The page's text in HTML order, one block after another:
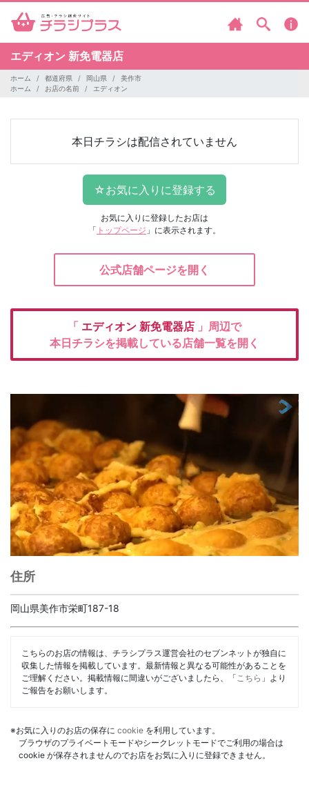
エディオン 新免電器店
ホーム 都道府県 岡山県
美作市
ホーム
お店の名前 エディオン
本日チラシは配信されていません
お気に入りに登録したお店は
「 トップページ 」に表示されます。
公式店舗ページを開く
「 エディオン 新免電器店 」周辺で
本日チラシを掲載している店舗一覧を開く
住所
岡山県美作市栄町187-18
こちらのお店の情報は、チラシプラス運営会社のセブンネットが独自に
収集した情報を掲載しています。最新情報と異なる可能性があることを
ご理解ください。掲載情報に間違いがございましたら、「 こちら 」より
ご報告をお願いします。
※お気に入りのお店の保存に cookie を利用しています。
ブラウザのプライベートモードやシークレットモードでご利用の場合は
cookie が保存されませんのでお店をお気に入りに登録できません。